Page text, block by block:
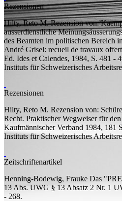
Rezensionen
Hilty, Reto M. Rezension von:
ausserdienstliche
des Beamten im politischen Bereich
André Grisel: recueil de travaux
Ed. Ides et Calendes, 1984, S. 481 -
Instituts für Schweizerisches
Rezensionen
Hilty, Reto M. Rezension von:
Recht. Praktischer Wegweiser für
Kaufmännischer Verband 1984, 181
Instituts für Schweizerisches
Zeitschriftenartikel
Henning-Bodewig, Frauke Das
13 Abs. UWG § 13 Absatz 2 Nr. 1
- 268.